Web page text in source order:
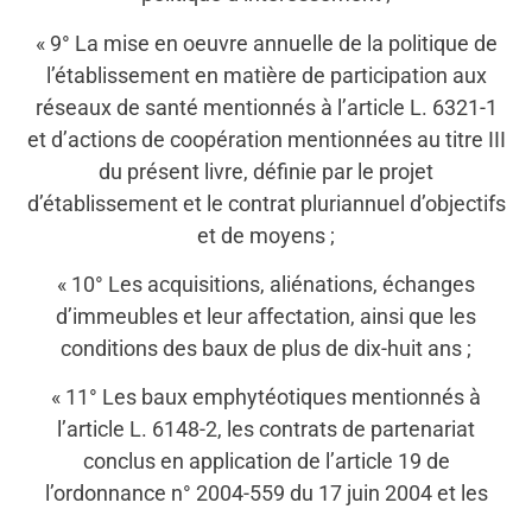
« 9° La mise en oeuvre annuelle de la politique de
l’établissement en matière de participation aux
réseaux de santé mentionnés à l’article L. 6321-1
et d’actions de coopération mentionnées au titre III
du présent livre, définie par le projet
d’établissement et le contrat pluriannuel d’objectifs
et de moyens ;
« 10° Les acquisitions, aliénations, échanges
d’immeubles et leur affectation, ainsi que les
conditions des baux de plus de dix-huit ans ;
« 11° Les baux emphytéotiques mentionnés à
l’article L. 6148-2, les contrats de partenariat
conclus en application de l’article 19 de
l’ordonnance n° 2004-559 du 17 juin 2004 et les